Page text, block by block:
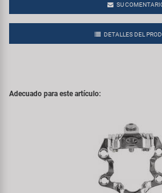
SU
DETALLES DEL
Adecuado para este artículo: